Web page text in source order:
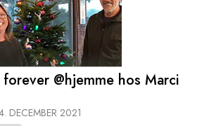
@hjemme hos Marci
DECEMBER 2021